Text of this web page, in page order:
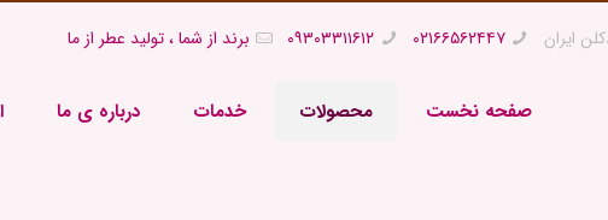
ایران ۰۲۱۶۶۵۶۲۴۴۷ ۰۹۳۰۳۳۱۱۶۱۲ برند از شما ، تولید عطر از ما
صفحه نخست محصولات خدمات درباره ی ما